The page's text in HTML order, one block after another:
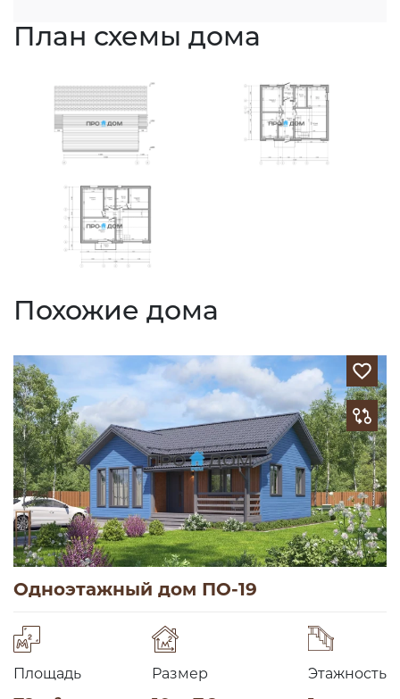
План схемы дома
Похожие дома
Одноэтажный дом ПО-19
Площадь Размер Этажность